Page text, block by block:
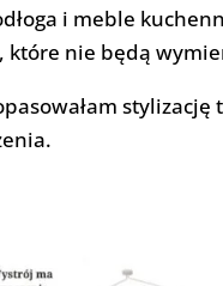
i meble
które nie będą
stylizację